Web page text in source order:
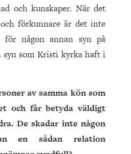
och kunskaper. När det
förkunnare är det inte
någon annan syn på
syn som Kristi kyrka haft i
av samma kön som
och får betyda väldigt
De skadar inte någon
en sådan relation